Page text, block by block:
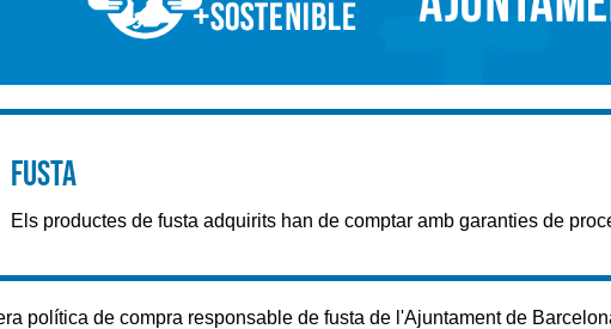
Fusta
Els productes de fusta adquirits han de comptar amb garanties de
política de compra responsable de fusta de l'Ajuntament de